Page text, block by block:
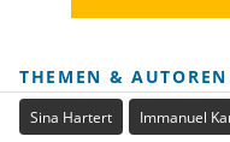
THEMEN & AUTOREN
Sina Hartert Immanuel